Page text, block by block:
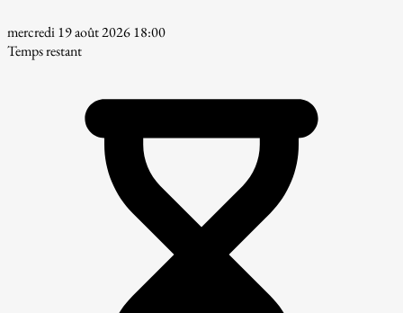
mercredi 19 août 2026 18:00
Temps restant